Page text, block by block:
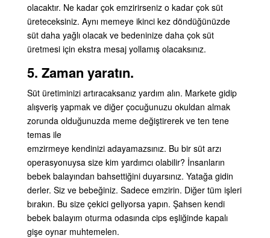
olacaktır. Ne kadar çok emzirirseniz o kadar çok süt
üreteceksiniz. Aynı memeye ikinci kez döndüğünüzde
süt daha yağlı olacak ve bedeninize daha çok süt
üretmesi için ekstra mesaj yollamış olacaksınız.
5. Zaman yaratın.
Süt üretiminizi artıracaksanız yardım alın. Markete gidip
alışveriş yapmak ve diğer çocuğunuzu okuldan almak
zorunda olduğunuzda meme değiştirerek ve ten tene
temas ile
emzirmeye kendinizi adayamazsınız. Bu bir süt arzı
operasyonuysa size kim yardımcı olabilir? İnsanların
bebek balayından bahsettiğini duyarsınız. Yatağa gidin
derler. Siz ve bebeğiniz. Sadece emzirin. Diğer tüm işleri
bırakın. Bu size çekici geliyorsa yapın. Şahsen kendi
bebek balayım oturma odasında cips eşliğinde kapalı
gişe oynar muhtemelen.